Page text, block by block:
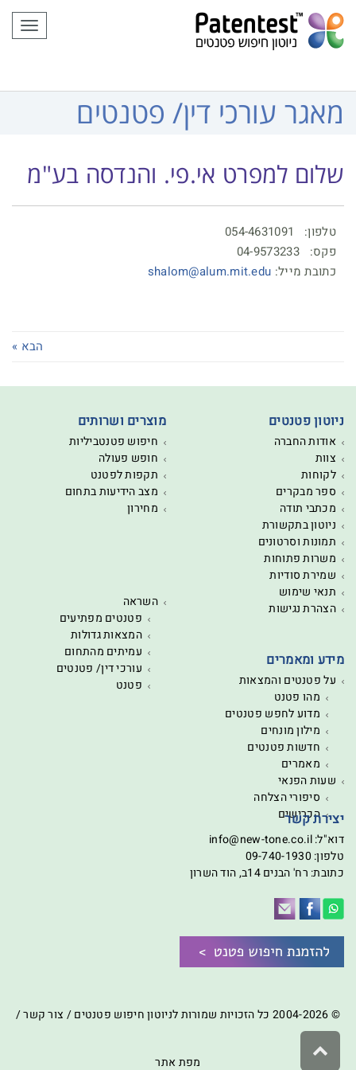
לתוכן
תפריט
מאגר עורכי דין/ פטנטים
שלום למפרט אי.פי. והנדסה בע"מ
טלפון: 054-4631091
פקס: 04-9573233
כתובת מייל: shalom@alum.mit.edu
הבא »
ניוטון פטנטים
אודות החברה
צוות
לקוחות
ספר מבקרים
מכתבי תודה
ניוטון בתקשורת
תמונות וסרטונים
משרות פתוחות
שמירת סודיות
תנאי שימוש
הצהרת נגישות
מוצרים ושרותים
חיפוש פטנטביליות
חופש פעולה
תקפות לפטנט
מצב הידיעות בתחום
מחירון
מידע ומאמרים
על פטנטים והמצאות
מהו פטנט
מדוע לחפש פטנטים
מילון מונחים
חדשות פטנטים
מאמרים
שעות הפנאי
סיפורי הצלחה
הכרישים
השראה
פטנטים מפתיעים
המצאות גדולות
עמיתים מהתחום
עורכי דין/ פטנטים
פטנט
יצירת קשר
דוא"ל:info@new-tone.co.il
טלפון: 09-740-1930
כתובת: רח' הבנים 14ב, הוד השרון
© 2004-2026 כל הזכויות שמורות לניוטון חיפוש פטנטים / צור קשר/
מפת אתר לראש